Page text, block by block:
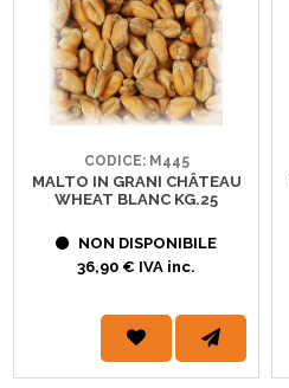
CODICE: M445
MALTO IN GRANI CHÂTEAU
WHEAT BLANC KG.25
NON DISPONIBILE
36,90 € IVA inc.